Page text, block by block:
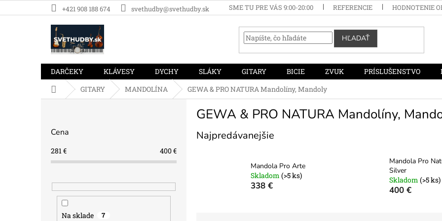
na
+421 908 188 674 svethudby@svethudby.sk SME TU PRE VÁS 9:00-20:00 REFERENCIE HODNOTENIE
HĽADAŤ
DARČEKY KLÁVESY DYCHY SLÁKY GITARY BICIE ZVUK PRÍSLUŠENSTVO
DomovGITARY MANDOLÍNA GEWA & PRO NATURA Mandolíny, Mandoly
Cena
281€ 400€
Na sklade 7
GEWA & PRO NATURA Mandolíny,
Najpredávanejšie
Mandola Pro Arte
Skladom (>5 ks)
338 €
Mandola Pro
Silver
Skladom (>5 ks)
400 €